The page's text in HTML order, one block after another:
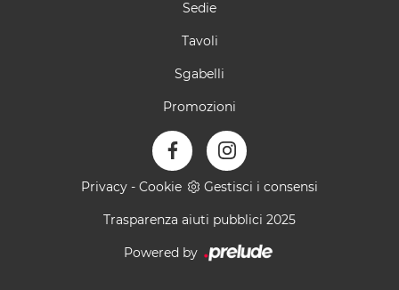
Sedie
Tavoli
Sgabelli
Promozioni
Privacy - Cookie Gestisci i consensi
Trasparenza aiuti pubblici 2025
Powered by